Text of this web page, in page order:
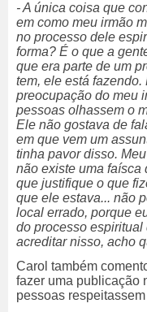
- A única coisa que
em como meu irmão
no processo dele
forma? É o que a
que era parte de um
tem, ele está
preocupação do meu
pessoas olhassem o
Ele não gostava de
em que vem um
tinha pavor disso.
não existe uma faísca
que justifique o que
que ele estava... não
local errado, porque
do processo espiritual
acreditar nisso, acho
Carol também
fazer uma publicação
pessoas